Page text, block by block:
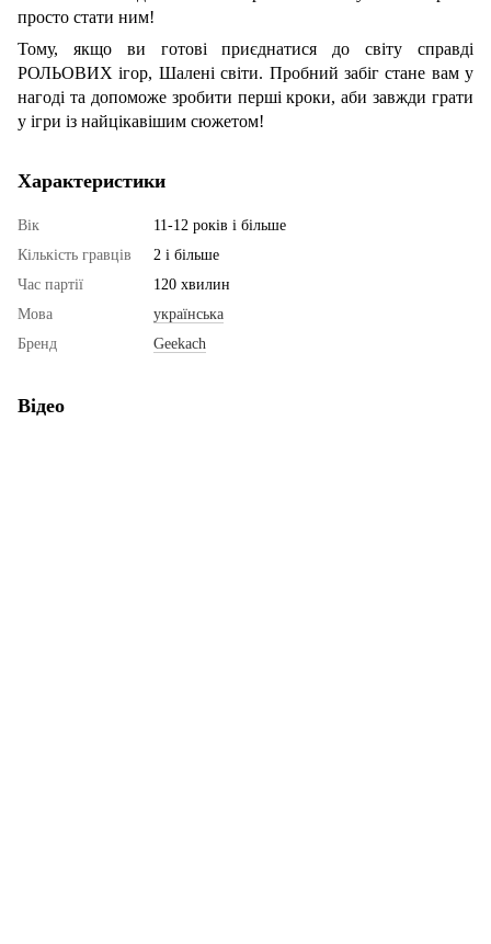
просто стати ним!
Тому, якщо ви готові приєднатися до світу справді
РОЛЬОВИХ ігор, Шалені світи. Пробний забіг стане вам у
нагоді та допоможе зробити перші кроки, аби завжди грати
у ігри із найцікавішим сюжетом!
Характеристики
Вік
11-12 років і більше
Кількість гравців
2 і більше
Час партії
120 хвилин
Мова
українська
Бренд
Geekach
Відео